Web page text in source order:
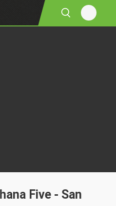
Five - San